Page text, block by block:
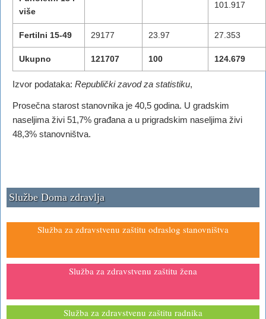
više
101.917
Fertilni 15-49 29177 23.97 27.353
Ukupno 121707 100 124.679
Izvor podataka: Republički zavod za statistiku,
Prosečna starost stanovnika je 40,5 godina. U gradskim
naseljima živi 51,7% građana a u prigradskim naseljima živi
48,3% stanovništva.
Službe Doma zdravlja
Služba za zdravstvenu zaštitu odraslog stanovništva
Služba za zdravstvenu zaštitu žena
Služba za zdravstvenu zaštitu radnika